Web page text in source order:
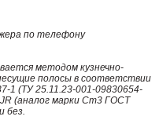
по телефону
методом кузнечно-
полосы в соответствии
1 (ТУ 25.11.23-001-09830654-
(аналог марки Ст3 ГОСТ
без.